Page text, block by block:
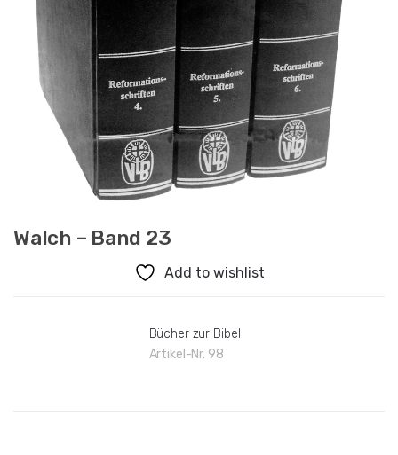
Walch – Band 23
Add to wishlist
Bücher zur Bibel
Artikel-Nr. 98